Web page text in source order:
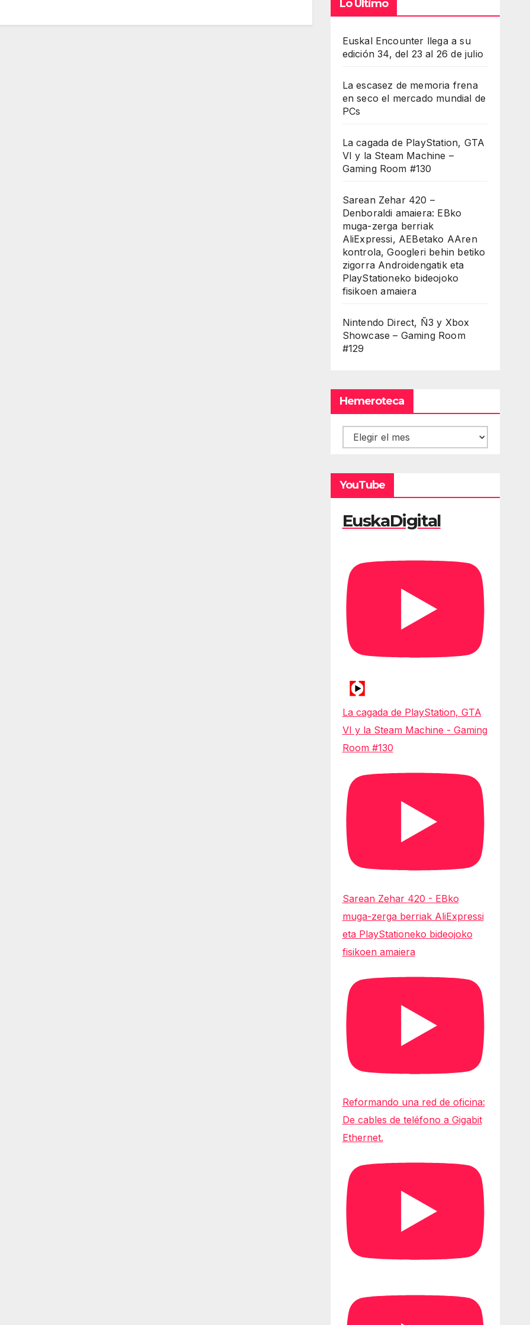
Lo Último
Euskal Encounter llega a su
edición 34, del 23 al 26 de julio
La escasez de memoria frena
en seco el mercado mundial de
PCs
La cagada de PlayStation, GTA
VI y la Steam Machine –
Gaming Room #130
Sarean Zehar 420 –
Denboraldi amaiera: EBko
muga-zerga berriak
AliExpressi, AEBetako AAren
kontrola, Googleri behin betiko
zigorra Androidengatik eta
PlayStationeko bideojoko
fisikoen amaiera
Nintendo Direct, Ñ3 y Xbox
Showcase – Gaming Room
#129
Hemeroteca
Hemeroteca
YouTube
EuskaDigital
La cagada de PlayStation, GTA
VI y la Steam Machine - Gaming
Room #130
Sarean Zehar 420 - EBko
muga-zerga berriak AliExpressi
eta PlayStationeko bideojoko
fisikoen amaiera
Reformando una red de oficina:
De cables de teléfono a Gigabit
Ethernet.